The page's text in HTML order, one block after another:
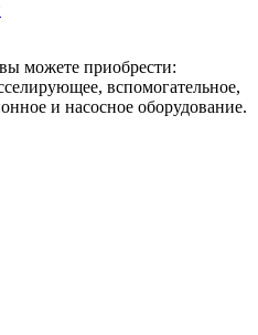
можете приобрести:
вспомогательное,
и насосное оборудование.